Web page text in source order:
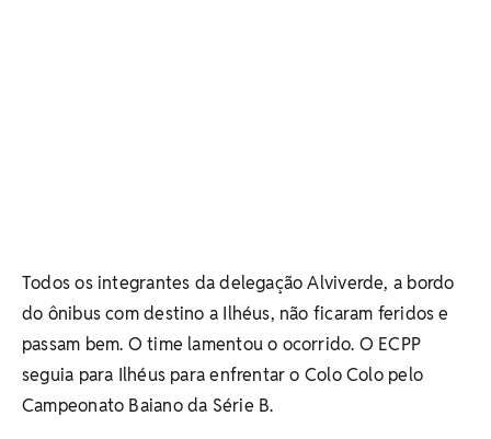
Todos os integrantes da delegação Alviverde, a bordo
do ônibus com destino a Ilhéus, não ficaram feridos e
passam bem. O time lamentou o ocorrido. O ECPP
seguia para Ilhéus para enfrentar o Colo Colo pelo
Campeonato Baiano da Série B.